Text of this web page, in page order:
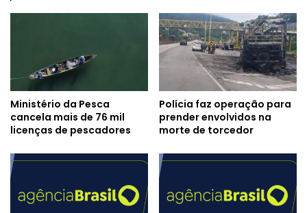
Ministério da Pesca
cancela mais de 76 mil
licenças de pescadores
Polícia faz operação para
prender envolvidos na
morte de torcedor